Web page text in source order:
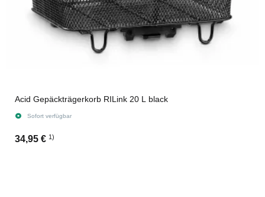
Acid Gepäckträgerkorb RILink 20 L black
Sofort verfügbar
34,95 € 1)